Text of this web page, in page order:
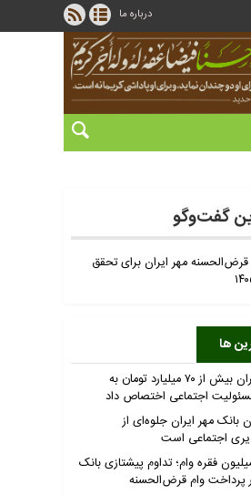
درباره ما
گفت‌وگو
مهر ایران برای تحقق
ها
بانک مهر ایران بیش از ۷۰ میلیارد تومان به
اجتماعی اختصاص داد
بانک مهر ایران جلوه‌ای از
اجتماعی است
۲ میلیون فقره وام؛ تداوم پیشتازی بانک
پرداخت وام قرض‌الحسنه